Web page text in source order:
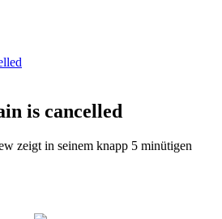
is cancelled
zeigt in seinem knapp 5 minütigen